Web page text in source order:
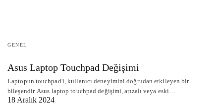
GENEL
Asus Laptop Touchpad Değişimi
Laptopun touchpad'i, kullanıcı deneyimini doğrudan etkileyen bir
bileşendir. Asus laptop touchpad değişimi, arızalı veya eski…
18 Aralık 2024